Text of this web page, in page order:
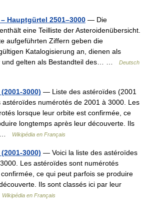
Hauptgürtel 2501–3000 — Die
eine Teilliste der Asteroidenübersicht.
aufgeführten Ziffern geben die
Katalogisierung an, dienen als
und gelten als Bestandteil des… …
Deutsch
3000) — Liste des astéroïdes (2001
astéroïdes numérotés de 2001 à 3000. Les
lorsque leur orbite est confirmée, ce
longtemps après leur découverte. Ils
…
Wikipédia en Français
3000) — Voici la liste des astéroïdes
Les astéroïdes sont numérotés
ce qui peut parfois se produire
Ils sont classés ici par leur
Wikipédia en Français